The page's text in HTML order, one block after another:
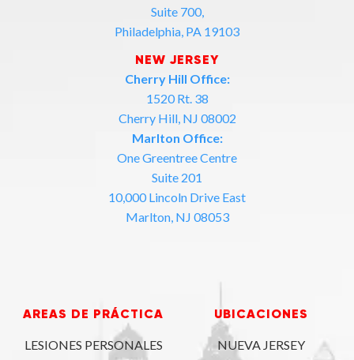
Suite 700,
Philadelphia, PA 19103
NEW JERSEY
Cherry Hill Office:
1520 Rt. 38
Cherry Hill, NJ 08002
Marlton Office:
One Greentree Centre
Suite 201
10,000 Lincoln Drive East
Marlton, NJ 08053
AREAS DE PRÁCTICA
LESIONES PERSONALES
UBICACIONES
NUEVA JERSEY